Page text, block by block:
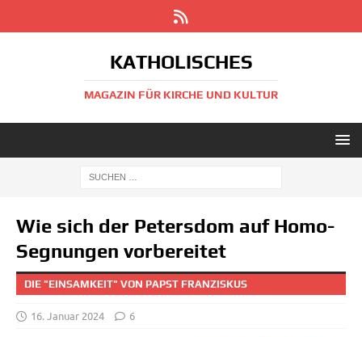
KATHOLISCHES
MAGAZIN FÜR KIRCHE UND KULTUR
Wie sich der Petersdom auf Homo-
Segnungen vorbereitet
DIE "EINSAMKEIT" VON PAPST FRANZISKUS
16. Januar 2024 6